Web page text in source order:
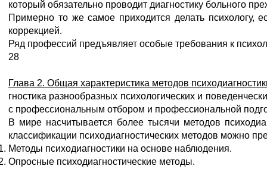
который обязательно проводит диагностику больного
Примерно то же самое приходится делать психологу,
коррекцией.
Ряд профессий предъявляет особые требования к
28
Глава 2. Общая характеристика методов
гностика разнообразных психологических и
с профессиональным отбором и профессиональной
В мире насчитывается более тысячи методов
классификации психодиагностических методов можно
Методы психодиагностики на основе наблюдения.
Опросные психодиагностические методы.